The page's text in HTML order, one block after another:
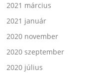
2021 március
2021 január
2020 november
2020 szeptember
2020 július